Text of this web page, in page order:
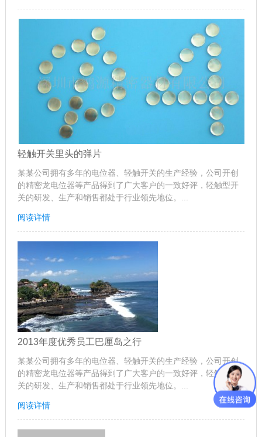
轻触开关里头的弹片
某某公司拥有多年的电位器、轻触开关的生产经验，公司开创
的精密龙电位器等产品得到了广大客户的一致好评，轻触型开
关的研发、生产和销售都处于行业领先地位。...
阅读详情
2013年度优秀员工巴厘岛之行
某某公司拥有多年的电位器、轻触开关的生产经验，公司开创
的精密龙电位器等产品得到了广大客户的一致好评，轻触型开
关的研发、生产和销售都处于行业领先地位。...
阅读详情